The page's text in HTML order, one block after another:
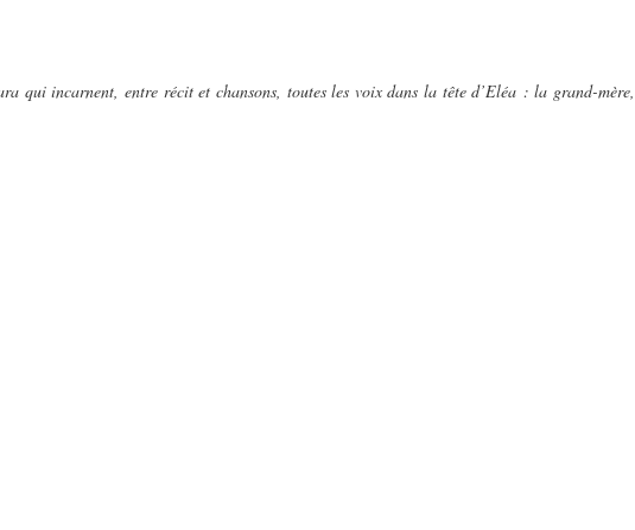
qui incarnent, entre récit et chansons, toutes les voix dans la tête d’Eléa : la grand-mère,